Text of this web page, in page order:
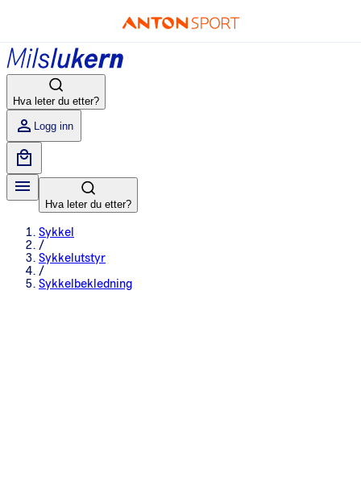
Hva leter du etter?
Logg inn
Hva leter du etter?
Sykkel
/
Sykkelutstyr
/
Sykkelbekledning